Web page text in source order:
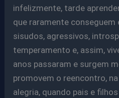
infelizmente, tarde
que raramente conseguem
sisudos, agressivos,
temperamento e, assim,
anos passaram e surgem
promovem o reencontro,
alegria, quando pais e